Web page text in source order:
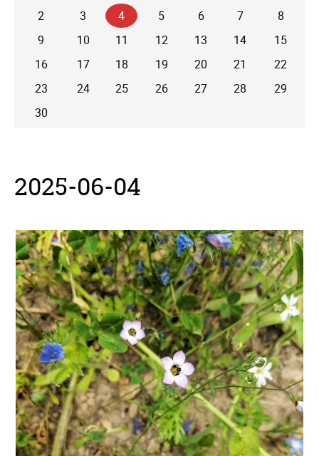
2
3 4 5 6 7
8
9
10 11 12 13 14
15
16
17 18 19 20 21
22
23
24 25 26 27 28
29
30
2025-06-04